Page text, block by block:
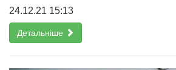
24.12.21 15:13
Детальніше